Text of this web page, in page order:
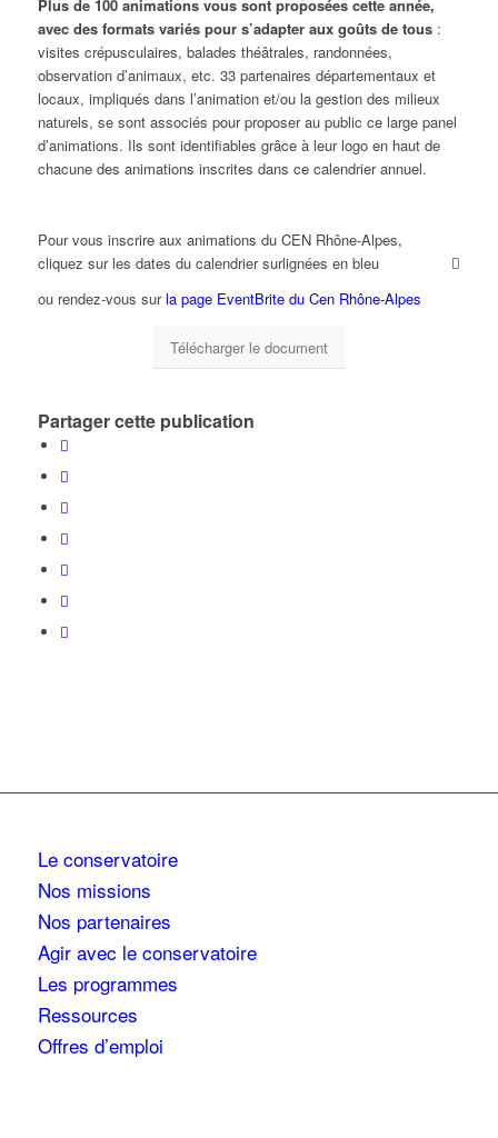
Plus de 100 animations vous sont proposées cette année,
avec des formats variés pour s’adapter aux goûts de tous:
visites crépusculaires, balades théâtrales, randonnées,
observation d’animaux, etc. 33 partenaires départementaux et
locaux, impliqués dans l’animation et/ou la gestion des milieux
naturels, se sont associés pour proposer au public ce large panel
d’animations. Ils sont identifiables grâce à leur logo en haut de
chacune des animations inscrites dans ce calendrier annuel.
Pour vous inscrire aux animations du CEN Rhône-Alpes,
cliquez sur les dates du calendrier surlignées en bleu
ou rendez-vous surla page EventBrite du Cen Rhône-Alpes
Télécharger le document
Partager cette publication
Le conservatoire
Nos missions
Nos partenaires
Agir avec le conservatoire
Les programmes
Ressources
Offres d’emploi